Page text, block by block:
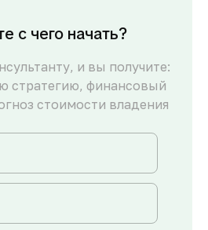
с чего начать?
и вы получите:
стратегию, финансовый
стоимости владения